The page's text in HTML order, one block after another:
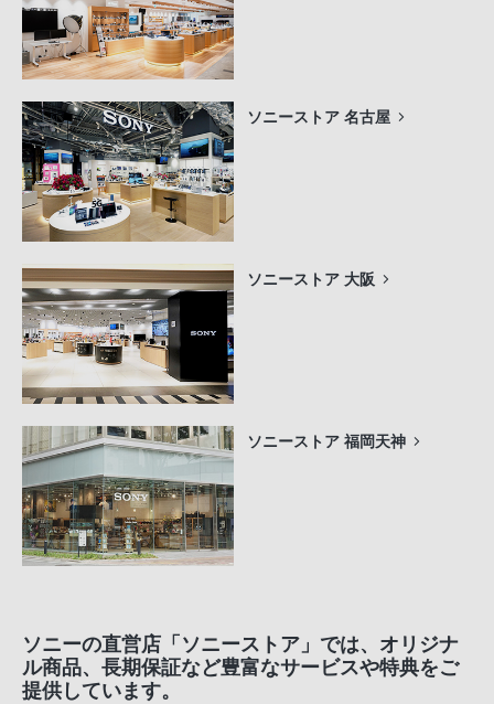
ソニーストア 名古屋
ソニーストア 大阪
ソニーストア 福岡天神
ソニーの直営店「ソニーストア」では、オリジナ
ル商品、長期保証など豊富なサービスや特典をご
提供しています。